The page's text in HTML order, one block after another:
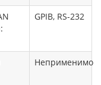
GPIB, RS-232
Неприменимо